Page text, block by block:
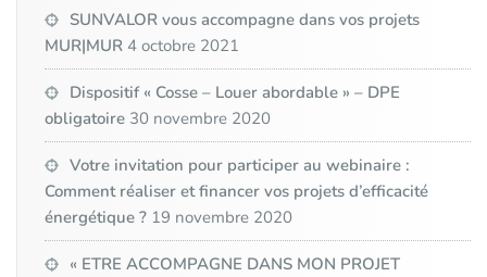
SUNVALOR vous accompagne dans vos projets
MUR|MUR 4 octobre 2021
Dispositif « Cosse – Louer abordable » – DPE
obligatoire 30 novembre 2020
Votre invitation pour participer au webinaire :
Comment réaliser et financer vos projets d’efficacité
énergétique ? 19 novembre 2020
« ETRE ACCOMPAGNE DANS MON PROJET